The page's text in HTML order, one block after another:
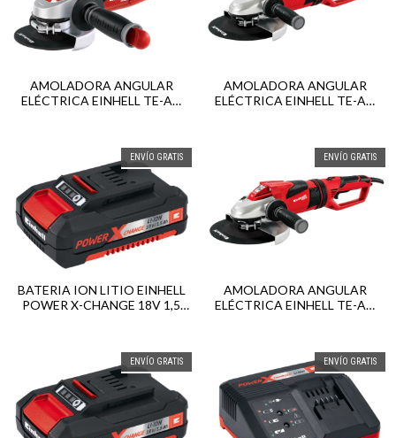
AMOLADORA ANGULAR
ELÉCTRICA EINHELL TE-AG
AMOLADORA ANGULAR
ELÉCTRICA EINHELL TE-AG
ENVÍO GRATIS
BATERIA ION LITIO EINHELL
POWER X-CHANGE 18V 1,5
ENVÍO GRATIS
AMOLADORA ANGULAR
ELÉCTRICA EINHELL TE-AG
ENVÍO GRATIS ENVÍO GRATIS